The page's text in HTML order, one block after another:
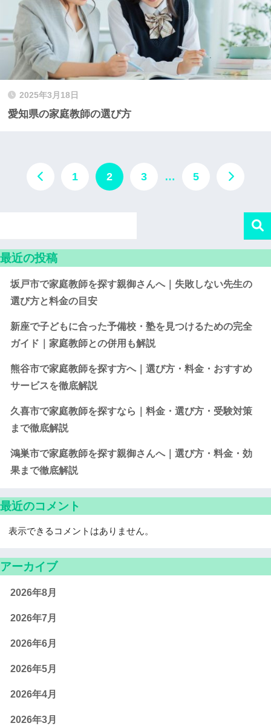
2025年3月18日
愛知県の家庭教師の選び方
1 2 3 … 5
最近の投稿
坂戸市で家庭教師を探す親御さんへ｜失敗しない先生の
選び方と料金の目安
新座で子どもに合った予備校・塾を見つけるための完全
ガイド｜家庭教師との併用も解説
熊谷市で家庭教師を探す方へ｜選び方・料金・おすすめ
サービスを徹底解説
久喜市で家庭教師を探すなら｜料金・選び方・受験対策
まで徹底解説
鴻巣市で家庭教師を探す親御さんへ｜選び方・料金・効
果まで徹底解説
最近のコメント
表示できるコメントはありません。
アーカイブ
2026年8月
2026年7月
2026年6月
2026年5月
2026年4月
2026年3月